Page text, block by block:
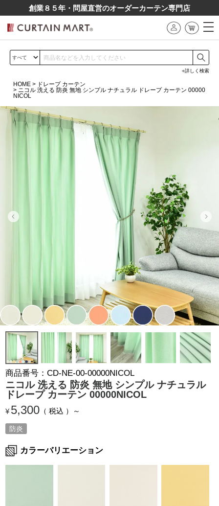
創業８５年・問屋直営のオーダーカーテン専⾨店
詳しく検索
HOME
ドレープ カーテン
ニコル 洗える 防炎 無地 シンプル ナチュラル ドレープ カーテン 00000
NICOL
商品番号 CD-NE-00-00000NICOL
ニコル 洗える 防炎 無地 シンプル ナチュラル
ドレープ カーテン 00000NICOL
¥ 5,300 税込
防炎
カラーバリエーション